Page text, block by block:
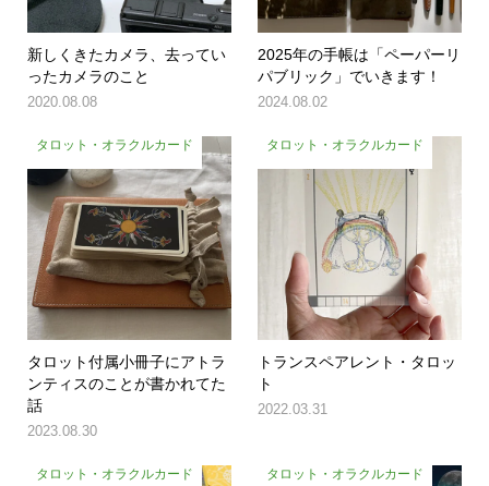
新しくきたカメラ、去ってい
ったカメラのこと
2020.08.08
2025年の手帳は「ペーパーリ
パブリック」でいきます！
2024.08.02
タロット・オラクルカード
タロット付属小冊子にアトラ
ンティスのことが書かれてた
話
2023.08.30
タロット・オラクルカード
トランスペアレント・タロッ
ト
2022.03.31
タロット・オラクルカード タロット・オラクルカード